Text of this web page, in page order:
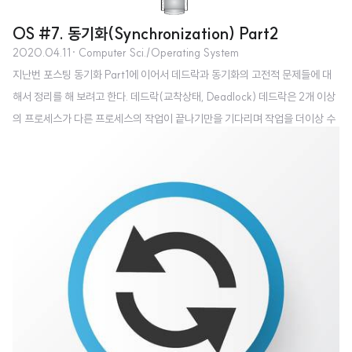
OS #7. 동기화(Synchronization) Part2
2020.04.11 · Computer Sci./Operating System
지난번 포스팅 동기화 Part1에 이어서 데드락과 동기화의 고전적 문제들에 대
해서 정리를 해 보려고 한다. 데드락(교착상태, Deadlock) 데드락은 2개 이상
의 프로세스가 다른 프로세스의 작업이 끝나기만을 기다리며 작업을 더이상 수
른 프로세스와 공유할 수 없는 배타적인 자원이어야 한다. 배타적인 자원은 임
계구역으로 보호되기 때문에 다른 프로세스가 동시에 사용할 수 없다. 따라서
배타적인 자원을 사용하면 교착 상태가 발생한다. 비선점(non-preemption):
한 프로세스가 사용 중인 자원은 중간에 다른 프로세스가 빼앗을 수 없는 비선..